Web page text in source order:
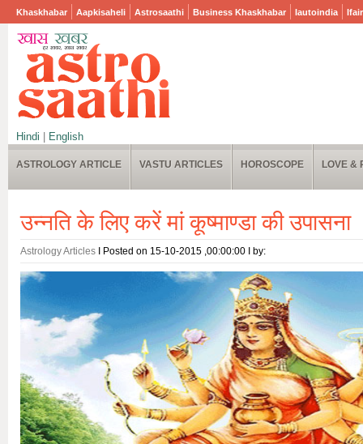
Khaskhabar Aapkisaheli Astrosaathi Business Khaskhabar Iautoindia
Hindi English
ASTROLOGY ARTICLE VASTU ARTICLES HOROSCOPE LOVE &
उन्नति के लिए करें मां कूष्माण्डा की उपासना
Astrology Articles I Posted on 15-10-2015 ,00:00:00 I by: